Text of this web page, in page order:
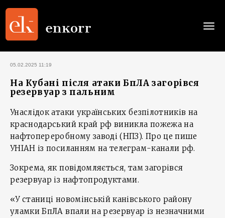
05.02.2025 11:19
На Кубані після атаки БпЛА загорівся
резервуар з пальним
Унаслідок атаки українських безпілотників на
краснодарський край рф виникла пожежа на
нафтопереробному заводі (НПЗ). Про це пише
УНІАН із посиланням на телеграм-канали рф.
Зокрема, як повідомляється, там загорівся
резервуар із нафтопродуктами.
«У станиці новомінській канівського району
уламки БпЛА впали на резервуар із незначними